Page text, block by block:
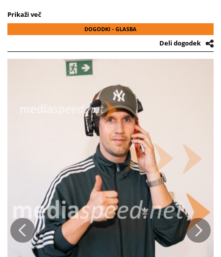
Na odru so se ji pridružili glasbeni gostje, plesalci in
največja produkcija. Po uspehu prvenca Zavedno, s katerim je
razprodala Katedralo Kina Šiška, je Masayah naredila nov korak
naprej, ki je še drznejši, bolj samozavesten in izrazno močnejši.
Drugi album prinaša preplet surove iskrenosti, osebnih izpovedi in
sodobnega rap zvoka, ki črpa navdih tudi iz estetike 2000-ih. Njena
glasba združuje energijo ulice, plesne ritme in introspektivne
trenutke, ki nagovarjajo generacijo, ki išče svoj glas.
Prikaži več
DOGODKI - GLASBA
Deli dogodek
Prejšnja